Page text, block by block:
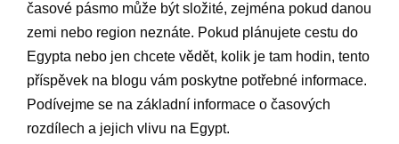
časové pásmo může být složité, zejména pokud danou
zemi nebo region neznáte. Pokud plánujete cestu do
Egypta nebo jen chcete vědět, kolik je tam hodin, tento
příspěvek na blogu vám poskytne potřebné informace.
Podívejme se na základní informace o časových
rozdílech a jejich vlivu na Egypt.